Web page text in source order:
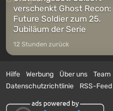
verschenkt Ghost Recon:
Future Soldier zum 25.
Jubiläum der Serie
12 Stunden zurück
Hilfe Werbung Über uns Team
Datenschutzrichtlinie
RSS-Feed